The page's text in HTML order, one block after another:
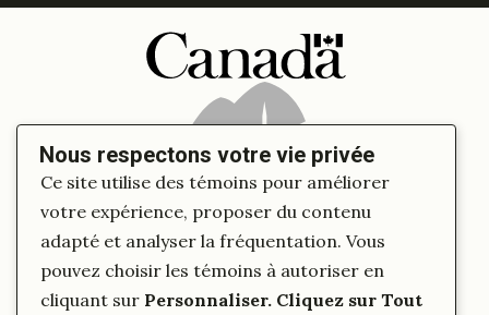
Nous respectons votre vie privée
Ce site utilise des témoins pour améliorer
votre expérience, proposer du contenu
adapté et analyser la fréquentation. Vous
pouvez choisir les témoins à autoriser en
cliquant sur Personnaliser. Cliquez sur Tout